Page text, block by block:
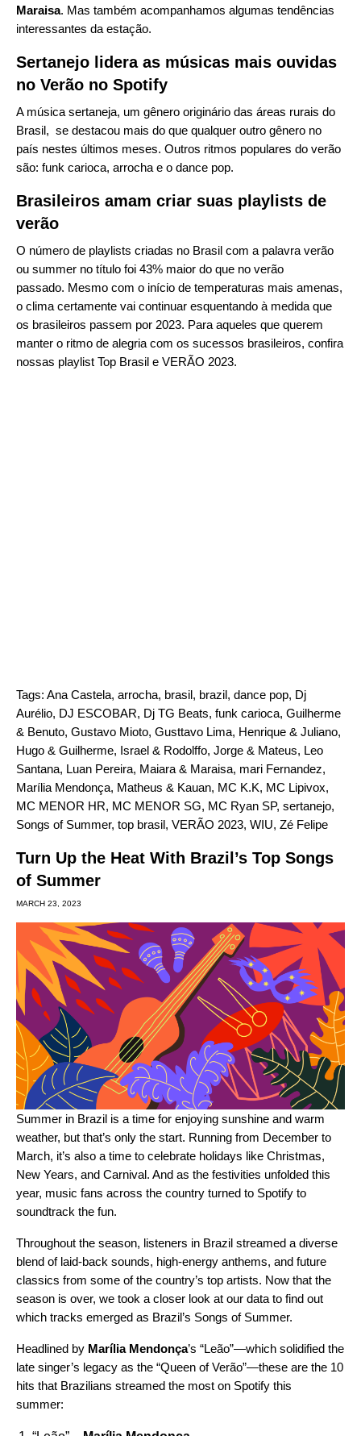
Maraisa. Mas também acompanhamos algumas tendências
interessantes da estação.
Sertanejo lidera as músicas mais ouvidas
no Verão no Spotify
A música sertaneja, um gênero originário das áreas rurais do
Brasil, se destacou mais do que qualquer outro gênero no
país nestes últimos meses. Outros ritmos populares do verão
são: funk carioca, arrocha e o dance pop.
Brasileiros amam criar suas playlists de
verão
O número de playlists criadas no Brasil com a palavra verão
ou summer no título foi 43% maior do que no verão
passado. Mesmo com o início de temperaturas mais amenas,
o clima certamente vai continuar esquentando à medida que
os brasileiros passem por 2023. Para aqueles que querem
manter o ritmo de alegria com os sucessos brasileiros, confira
nossas playlist Top Brasil e VERÃO 2023.
Tags: Ana Castela, arrocha, brasil, brazil, dance pop, Dj
Aurélio, DJ ESCOBAR, Dj TG Beats, funk carioca, Guilherme
& Benuto, Gustavo Mioto, Gusttavo Lima, Henrique & Juliano,
Hugo & Guilherme, Israel & Rodolffo, Jorge & Mateus, Leo
Santana, Luan Pereira, Maiara & Maraisa, mari Fernandez,
Marília Mendonça, Matheus & Kauan, MC K.K, MC Lipivox,
MC MENOR HR, MC MENOR SG, MC Ryan SP, sertanejo,
Songs of Summer, top brasil, VERÃO 2023, WIU, Zé Felipe
Turn Up the Heat With Brazil’s Top Songs
of Summer
MARCH 23, 2023
Summer in Brazil is a time for enjoying sunshine and warm
weather, but that’s only the start. Running from December to
March, it’s also a time to celebrate holidays like Christmas,
New Years, and Carnival. And as the festivities unfolded this
year, music fans across the country turned to Spotify to
soundtrack the fun.
Throughout the season, listeners in Brazil streamed a diverse
blend of laid-back sounds, high-energy anthems, and future
classics from some of the country’s top artists. Now that the
season is over, we took a closer look at our data to find out
which tracks emerged as Brazil’s Songs of Summer.
Headlined by Marília Mendonça’s “Leão”—which solidified the
late singer’s legacy as the “Queen of Verão”—these are the 10
hits that Brazilians streamed the most on Spotify this
summer: